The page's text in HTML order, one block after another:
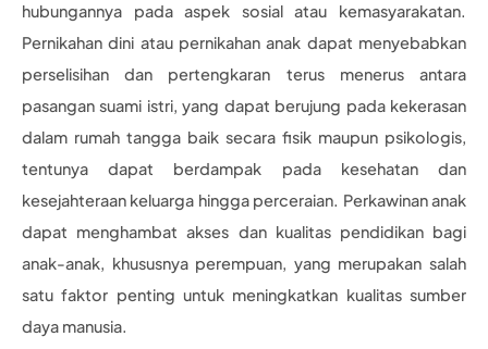
hubungannya pada aspek sosial atau kemasyarakatan.
Pernikahan dini atau pernikahan anak dapat menyebabkan
perselisihan dan pertengkaran terus menerus antara
pasangan suami istri, yang dapat berujung pada kekerasan
dalam rumah tangga baik secara fisik maupun psikologis,
tentunya dapat berdampak pada kesehatan dan
kesejahteraan keluarga hingga perceraian. Perkawinan anak
dapat menghambat akses dan kualitas pendidikan bagi
anak-anak, khususnya perempuan, yang merupakan salah
satu faktor penting untuk meningkatkan kualitas sumber
daya manusia.